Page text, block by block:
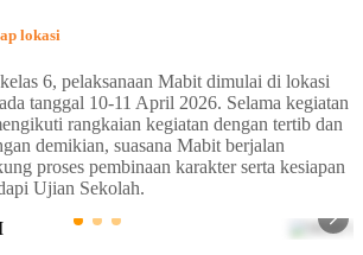
lokasi
6, pelaksanaan Mabit dimulai di lokasi
tanggal 10-11 April 2026. Selama kegiatan
rangkaian kegiatan dengan tertib dan
demikian, suasana Mabit berjalan
proses pembinaan karakter serta kesiapan
Ujian Sekolah.
SDIT AULADI